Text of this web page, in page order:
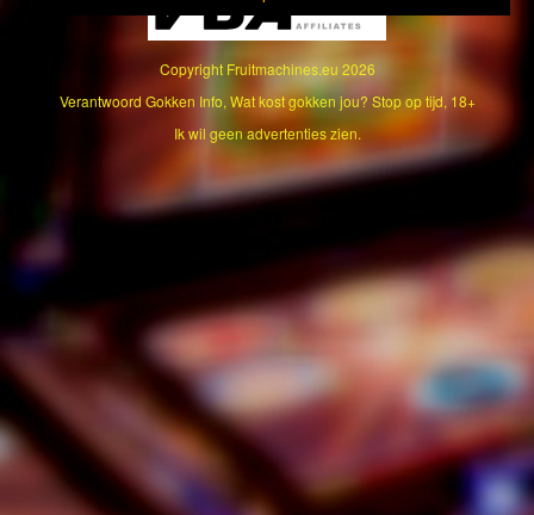
Copyright Fruitmachines.eu 2026
Verantwoord Gokken Info, Wat kost gokken jou? Stop op tijd, 18+
Ik wil geen advertenties zien.